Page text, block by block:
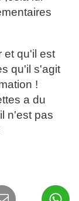
et qu'il est
qu'il s'agit
!
a du
n'est pas